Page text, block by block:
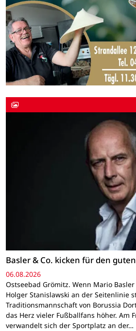
Basler & Co. kicken für den
06.08.2026
Ostseebad Grömitz. Wenn Mario
Holger Stanislawski an der Seitenlinie
Traditionsmannschaft von Borussia
das Herz vieler Fußballfans höher. Am
verwandelt sich der Sportplatz an der…